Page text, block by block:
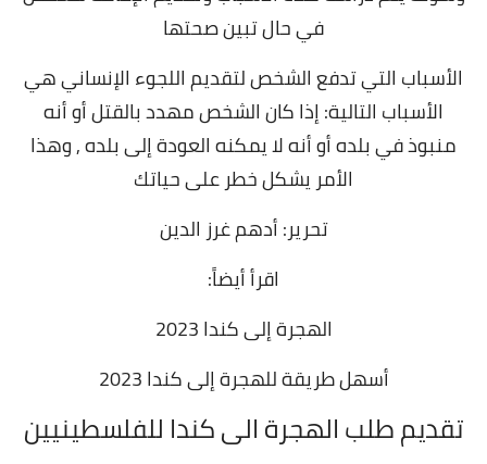
في حال تبين صحتها
الأسباب التي تدفع الشخص لتقديم اللجوء الإنساني هي
الأسباب التالية:إذا كان الشخص مهدد بالقتل أو أنه
منبوذ في بلده أو أنه لا يمكنه العودة إلى بلده , وهذا
الأمر يشكل خطر على حياتك
تحرير: أدهم غرز الدين
اقرأ أيضاً:
الهجرة إلى كندا 2023
أسهل طريقة للهجرة إلى كندا 2023
تقديم طلب الهجرة الى كندا للفلسطينيين